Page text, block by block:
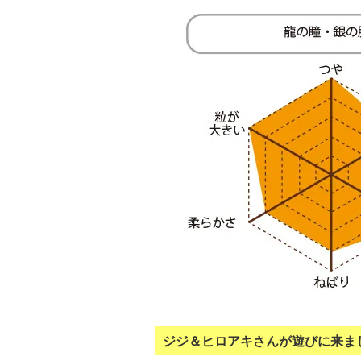
ジジ＆ヒロアキさんが遊びに来ま